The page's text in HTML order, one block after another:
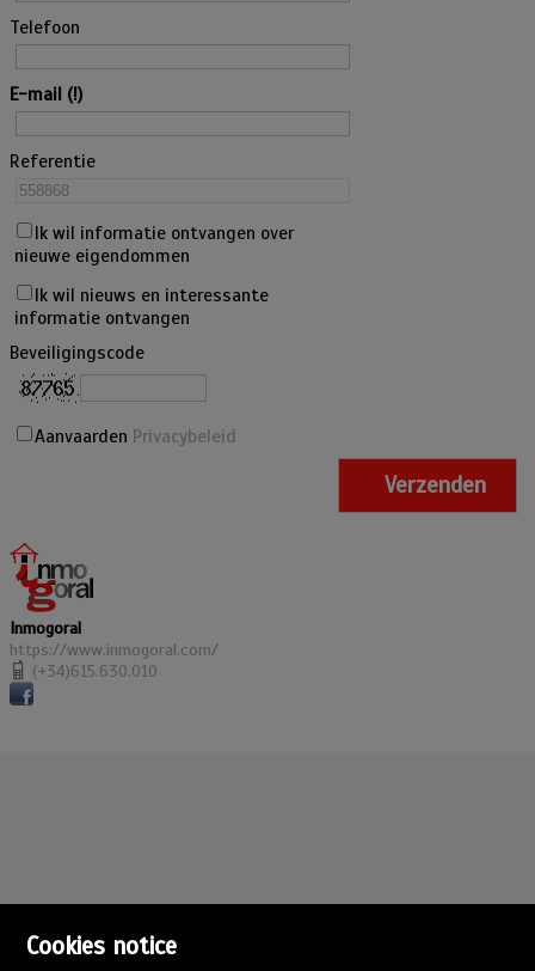
Telefoon
E-mail
Referentie
Ik wil informatie ontvangen over
nieuwe eigendommen
Ik wil nieuws en interessante
informatie ontvangen
Beveiligingscode
Aanvaarden Privacybeleid
Inmogoral
https://www.inmogoral.com/
(+34)615.630.010
Cookies notice